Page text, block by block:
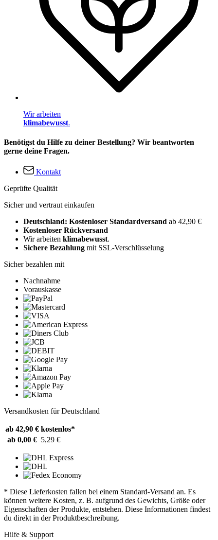
Wir arbeiten
klimabewusst.
Benötigst du Hilfe zu deiner Bestellung? Wir beantworten
gerne deine Fragen.
Kontakt
Geprüfte Qualität
Sicher und vertraut einkaufen
Deutschland: Kostenloser Standardversand ab 42,90 €
Kostenloser Rückversand
Wir arbeiten klimabewusst.
Sichere Bezahlung mit SSL-Verschlüsselung
Sicher bezahlen mit
Nachnahme
Vorauskasse
Versandkosten für Deutschland
ab 42,90 € kostenlos*
ab 0,00 € 5,29 €
* Diese Lieferkosten fallen bei einem Standard-Versand an. Es
können weitere Kosten, z. B. aufgrund des Gewichts, Größe oder
Eigenschaften der Produkte, entstehen. Diese Informationen findest
du direkt in der Produktbeschreibung.
Hilfe & Support